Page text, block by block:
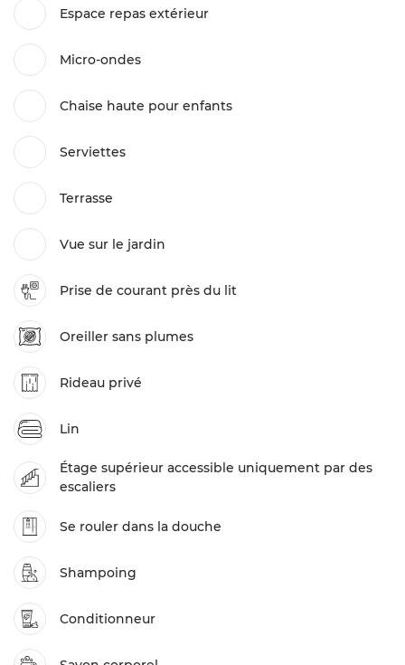
Espace repas extérieur
Micro-ondes
Chaise haute pour enfants
Serviettes
Terrasse
Vue sur le jardin
Prise de courant près du lit
Oreiller sans plumes
Rideau privé
Lin
Étage supérieur accessible uniquement par des
escaliers
Se rouler dans la douche
Shampoing
Conditionneur